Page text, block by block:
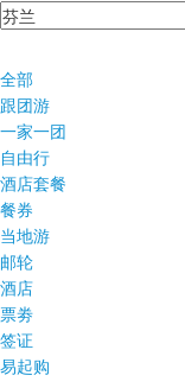
全部
跟团游
一家一团
自由行
酒店套餐
餐券
当地游
邮轮
酒店
票劵
签证
易起购